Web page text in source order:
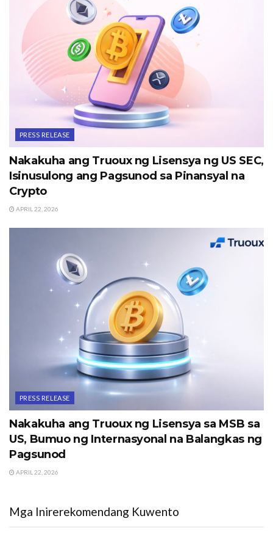
PRESS RELEASE
Nakakuha ang Truoux ng Lisensya ng US SEC,
Isinusulong ang Pagsunod sa Pinansyal na
Crypto
APRIL 22, 2026
PRESS RELEASE
Nakakuha ang Truoux ng Lisensya sa MSB sa
US, Bumuo ng Internasyonal na Balangkas ng
Pagsunod
APRIL 22, 2026
Mga Inirerekomendang Kuwento